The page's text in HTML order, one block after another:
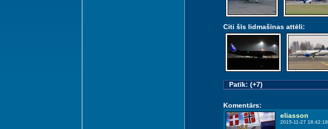
Citi šīs lidmašīnas attēli:
Patīk: (+7)
Komentārs:
eliasson
2015-11-27 18:42:18